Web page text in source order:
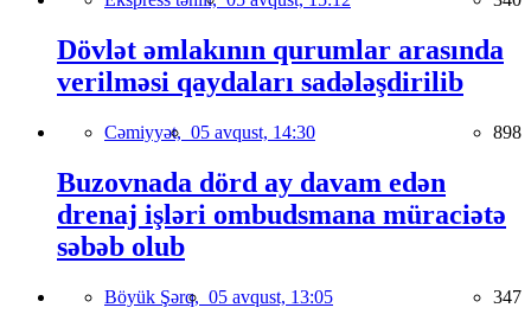
Dövlət əmlakının qurumlar arasında
verilməsi qaydaları sadələşdirilib
Cəmiyyət, 05 avqust, 14:30 898
Buzovnada dörd ay davam edən
drenaj işləri ombudsmana müraciətə
səbəb olub
Böyük Şərq, 05 avqust, 13:05 347